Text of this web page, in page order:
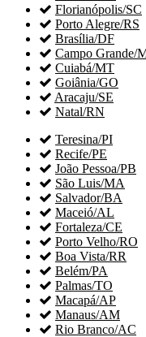
 Florianópolis/SC
 Porto Alegre/RS
 Brasília/DF
 Campo Grande/
 Cuiabá/MT
 Goiânia/GO
 Aracaju/SE
 Natal/RN
 Teresina/PI
 Recife/PE
 João Pessoa/PB
 São Luis/MA
 Salvador/BA
 Maceió/AL
 Fortaleza/CE
 Porto Velho/RO
 Boa Vista/RR
 Belém/PA
 Palmas/TO
 Macapá/AP
 Manaus/AM
 Rio Branco/AC